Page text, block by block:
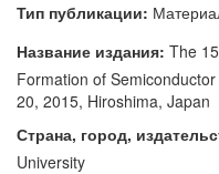
Тип публикации:
Название издания: The
Formation of
20, 2015, Hiroshima, Japan
Страна, город,
University